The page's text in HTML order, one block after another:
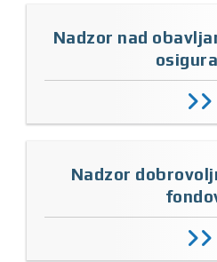
Nadzor nad
Nadzor